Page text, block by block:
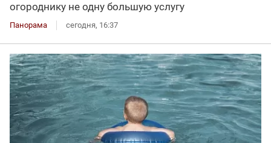
огороднику не одну большую услугу
Панорама сегодня, 16:37